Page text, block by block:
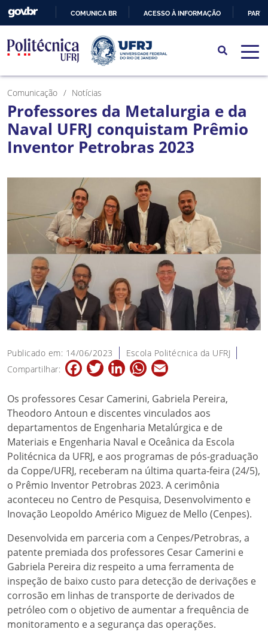
PARA
O
CONTEÚDO
COMUNICA BR ACESSO À INFORMAÇÃO
Comunicação Notícias
Professores da Metalurgia e da
Naval UFRJ conquistam Prêmio
Inventor Petrobras 2023
Publicado em: 14/06/2023
Escola Politécnica da UFRJ
Compartilhar:
FacebookTwitterLinkedInWhatsApp
Os professores Cesar Camerini, Gabriela Pereira,
Theodoro Antoun e discentes vinculados aos
departamentos de Engenharia Metalúrgica e de
Materiais e Engenharia Naval e Oceânica da Escola
Politécnica da UFRJ, e aos programas de pós-graduação
da Coppe/UFRJ, receberam na última quarta-feira (24/5),
o Prêmio Inventor Petrobras 2023. A cerimônia
aconteceu no Centro de Pesquisa, Desenvolvimento e
Inovação Leopoldo Américo Miguez de Mello (Cenpes).
Desenvolvida em parceria com a Cenpes/Petrobras, a
patente premiada dos professores Cesar Camerini e
Gabriela Pereira diz respeito a uma ferramenta de
inspeção de baixo custo para detecção de derivações e
corrosão em linhas de transporte de derivados de
petróleo com o objetivo de aumentar a frequência de
monitoramento e a segurança das operações.